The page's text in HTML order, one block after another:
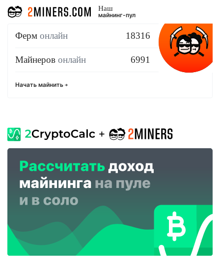
Наш
майнинг-пул
Ферм онлайн 18316
Майнеров онлайн 6991
Начать майнить